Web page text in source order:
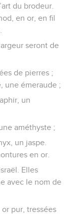
du brodeur.
en or, en fil
seront de
de pierres ;
une émeraude ;
un
améthyste ;
un jaspe.
en or.
Elles
avec le nom de
pur, tressées